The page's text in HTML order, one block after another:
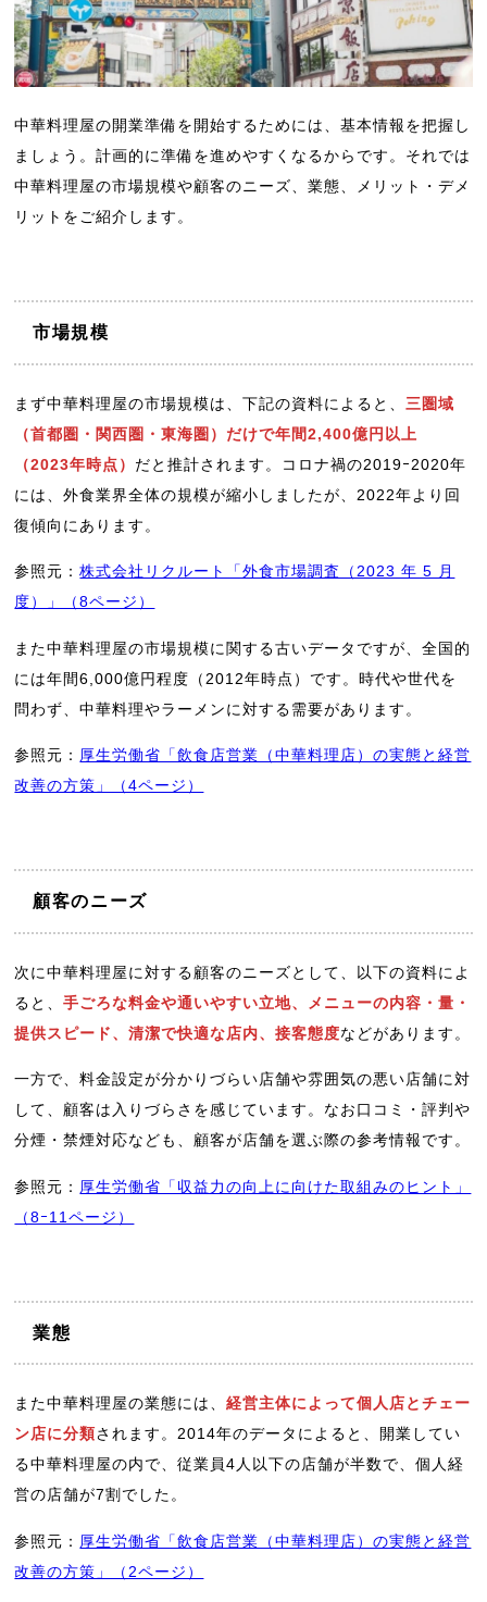
中華料理屋の開業準備を開始するためには、基本情報を把握し
ましょう。計画的に準備を進めやすくなるからです。それでは
中華料理屋の市場規模や顧客のニーズ、業態、メリット・デメ
リットをご紹介します。
市場規模
まず中華料理屋の市場規模は、下記の資料によると、 三圏域
（首都圏・関西圏・東海圏）だけで年間2,400億円以上
（2023年時点） だと推計されます。コロナ禍の2019ｰ2020年
には、外食業界全体の規模が縮小しましたが、2022年より回
復傾向にあります。
参照元：株式会社リクルート「外食市場調査（2023 年 5 月
度）」（8ページ）
また中華料理屋の市場規模に関する古いデータですが、全国的
には年間6,000億円程度（2012年時点）です。時代や世代を
問わず、中華料理やラーメンに対する需要があります。
参照元： 厚生労働省「飲食店営業（中華料理店）の実態と経営
改善の方策」（4ページ）
顧客のニーズ
次に中華料理屋に対する顧客のニーズとして、以下の資料によ
ると、手ごろな料金や通いやすい立地、メニューの内容・量・
提供スピード、清潔で快適な店内、接客態度などがあります。
一方で、料金設定が分かりづらい店舗や雰囲気の悪い店舗に対
して、顧客は入りづらさを感じています。なお口コミ・評判や
分煙・禁煙対応なども、顧客が店舗を選ぶ際の参考情報です。
参照元： 厚生労働省「収益力の向上に向けた取組みのヒント」
（8ｰ11ページ）
業態
また中華料理屋の業態には、経営主体によって個人店とチェー
ン店に分類されます。2014年のデータによると、開業してい
る中華料理屋の内で、従業員4人以下の店舗が半数で、個人経
営の店舗が7割でした。
参照元： 厚生労働省「飲食店営業（中華料理店）の実態と経営
改善の方策」（2ページ）